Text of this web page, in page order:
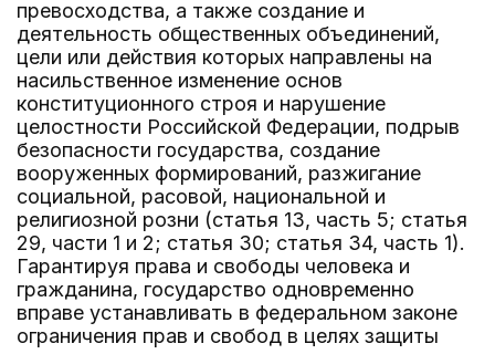
превосходства, а также создание и
деятельность общественных объединений,
цели или действия которых направлены на
насильственное изменение основ
конституционного строя и нарушение
целостности Российской Федерации, подрыв
безопасности государства, создание
вооруженных формирований, разжигание
социальной, расовой, национальной и
религиозной розни (статья 13, часть 5; статья
29, части 1 и 2; статья 30; статья 34, часть 1).
Гарантируя права и свободы человека и
гражданина, государство одновременно
вправе устанавливать в федеральном законе
ограничения прав и свобод в целях защиты